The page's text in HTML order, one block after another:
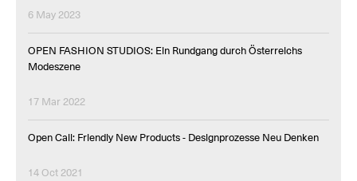
6 May 2023
OPEN FASHION STUDIOS: Ein Rundgang durch Österreichs
Modeszene
17 Mar 2022
Open Call: Friendly New Products - Designprozesse Neu Denken
14 Oct 2021